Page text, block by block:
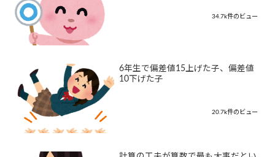
34.7k件のビュー
6年生で偏差値15上げた子、偏差値
10下げた子
20.7k件のビュー